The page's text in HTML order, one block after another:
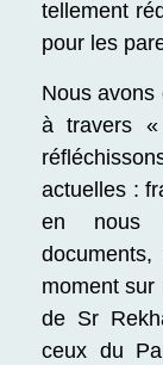
tellement
pour les
Nous avons
à travers «
actuelles :
en nous
moment sur
de Sr
ceux du